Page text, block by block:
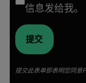
信息发给我。
提交
提交此表单即表明您同意